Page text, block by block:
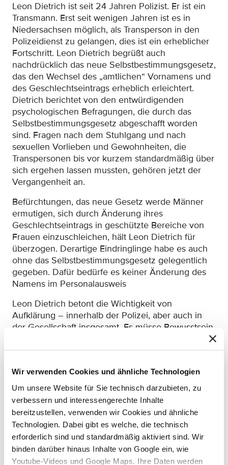
Wir verwenden Cookies und ähnliche Technologien
Um unsere Website für Sie technisch darzubieten, zu
verbessern und interessengerechte Inhalte
bereitzustellen, verwenden wir Cookies und ähnliche
Technologien. Dabei gibt es welche, die technisch
erforderlich sind und standardmäßig aktiviert sind. Wir
binden darüber hinaus Inhalte von Google ein, wie
Youtube-Videos und Google Maps. Ihre Daten werden
Leon Dietrich ist seit 24 Jahren Polizist. Er ist ein
Transmann. Erst seit wenigen Jahren ist es in
Niedersachsen möglich, als Transperson in den
Polizeidienst zu gelangen, dies ist ein erheblicher
Fortschritt. Leon Dietrich begrüßt auch
nachdrücklich das neue Selbstbestimmungsgesetz,
das den Wechsel des „amtlichen“ Vornamens und
des Geschlechtseintrags erheblich erleichtert.
Dietrich berichtet von den entwürdigenden
psychologischen Befragungen, die durch das
Selbstbestimmungsgesetz abgeschafft worden
sind. Fragen nach dem Stuhlgang und nach
sexuellen Vorlieben und Gewohnheiten, die
Transpersonen bis vor kurzem standardmäßig über
sich ergehen lassen mussten, gehören jetzt der
Vergangenheit an.
Befürchtungen, das neue Gesetz werde Männer
ermutigen, sich durch Änderung ihres
Geschlechtseintrags in geschützte Bereiche von
Frauen einzuschleichen, hält Leon Dietrich für
überzogen. Derartige Eindringlinge habe es auch
ohne das Selbstbestimmungsgesetz gelegentlich
gegeben. Dafür bedürfe es keiner Änderung des
Namens im Personalausweis
Leon Dietrich betont die Wichtigkeit von
Aufklärung – innerhalb der Polizei, aber auch in
der Gesellschaft insgesamt. Es müsse Bewusstsein
dafür geschaffen werden, dass es Transmenschen
und Intersexuelle sowie non-binäre Menschen
die mit einer solchen Identität auf die Welt
kommen – anders als Cross Dresser, Drag Queens
oder Transvestiten, die auch Teil der Queer
Community sind, sich aber – anders als etwa
Transmenschen – verkleiden und bewusst in eine
andere Rolle schlüpfen, weil sie Künstler sind oder
weil sie aus anderen Gründen Freude an der
Verkleidung haben.